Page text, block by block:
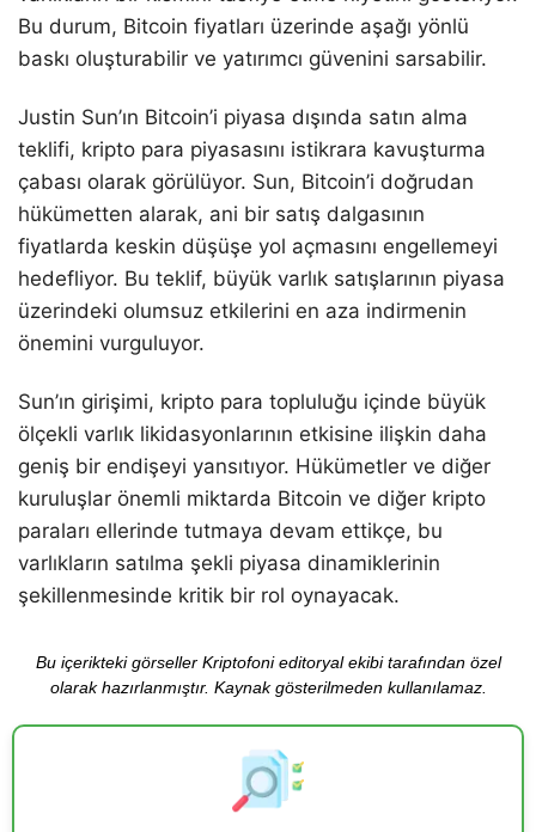
Bu durum, Bitcoin fiyatları üzerinde aşağı yönlü
baskı oluşturabilir ve yatırımcı güvenini sarsabilir.
Justin Sun’ın Bitcoin’i piyasa dışında satın alma
teklifi, kripto para piyasasını istikrara kavuşturma
çabası olarak görülüyor. Sun, Bitcoin’i doğrudan
hükümetten alarak, ani bir satış dalgasının
fiyatlarda keskin düşüşe yol açmasını engellemeyi
hedefliyor. Bu teklif, büyük varlık satışlarının piyasa
üzerindeki olumsuz etkilerini en aza indirmenin
önemini vurguluyor.
Sun’ın girişimi, kripto para topluluğu içinde büyük
ölçekli varlık likidasyonlarının etkisine ilişkin daha
geniş bir endişeyi yansıtıyor. Hükümetler ve diğer
kuruluşlar önemli miktarda Bitcoin ve diğer kripto
paraları ellerinde tutmaya devam ettikçe, bu
varlıkların satılma şekli piyasa dinamiklerinin
şekillenmesinde kritik bir rol oynayacak.
Bu içerikteki görseller Kriptofoni editoryal ekibi tarafından özel
olarak hazırlanmıştır. Kaynak gösterilmeden kullanılamaz.